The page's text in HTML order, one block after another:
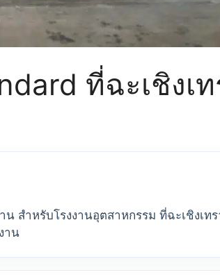
ที่ฉะเชิงเท
สำหรับโรงงานอุตสาหกรรม ที่ฉะเชิงเทร
าน